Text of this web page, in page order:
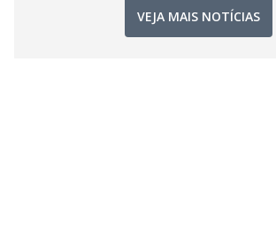
VEJA MAIS NOTÍCIAS